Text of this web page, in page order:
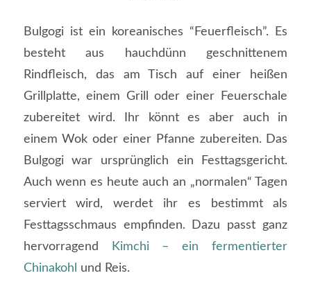
Bulgogi ist ein koreanisches “Feuerfleisch”. Es
besteht aus hauchdünn geschnittenem
Rindfleisch, das am Tisch auf einer heißen
Grillplatte, einem Grill oder einer Feuerschale
zubereitet wird. Ihr könnt es aber auch in
einem Wok oder einer Pfanne zubereiten. Das
Bulgogi war ursprünglich ein Festtagsgericht.
Auch wenn es heute auch an „normalen“ Tagen
serviert wird, werdet ihr es bestimmt als
Festtagsschmaus empfinden. Dazu passt ganz
hervorragend
Kimchi – ein fermentierter
Chinakohl und Reis.